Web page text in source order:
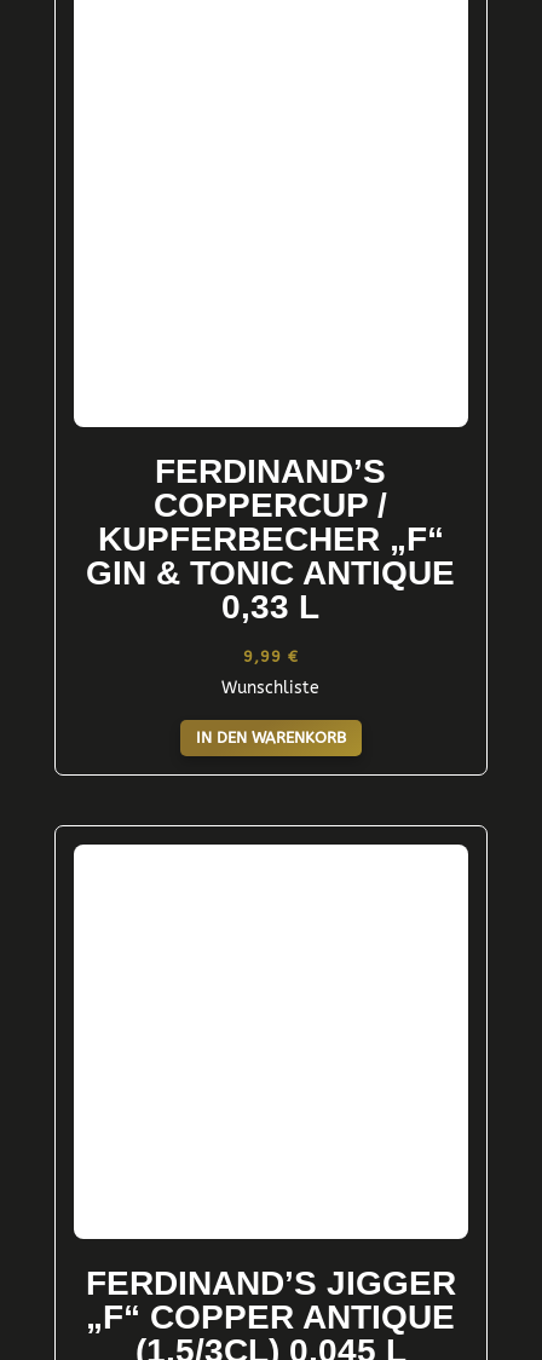
FERDINAND’S
COPPERCUP /
KUPFERBECHER „F“
GIN & TONIC ANTIQUE
0,33 L
9,99 €
Wunschliste
IN DEN WARENKORB
FERDINAND’S JIGGER
„F“ COPPER ANTIQUE
(1,5/3CL) 0,045 L